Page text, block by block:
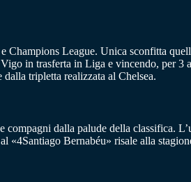
League. Unica sconfitta
in trasferta in Liga e vincendo, per 3
tripletta realizzata al Chelsea.
dalla palude della classifica.
«4Santiago Bernabéu» risale alla